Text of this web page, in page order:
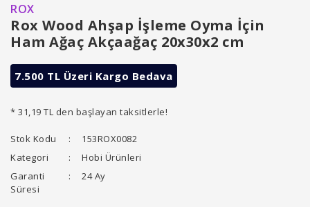
ROX
Rox Wood Ahşap İşleme Oyma İçin
Ham Ağaç Akçaağaç 20x30x2 cm
7.500 TL Üzeri Kargo Bedava
* 31,19 TL den başlayan taksitlerle!
Stok Kodu
153ROX0082
Kategori
Hobi Ürünleri
Garanti
Süresi
24 Ay